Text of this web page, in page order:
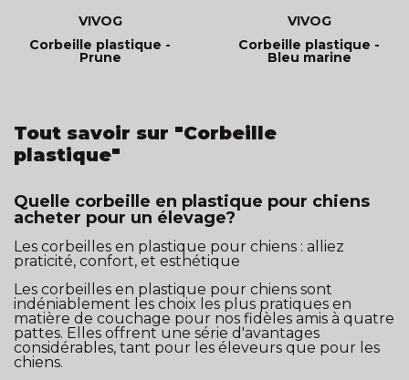
VIVOG
Corbeille plastique -
Prune
VIVOG
Corbeille plastique -
Bleu marine
Tout savoir sur "Corbeille
plastique"
Quelle corbeille en plastique pour chiens
acheter pour un élevage?
Les corbeilles en plastique pour chiens : alliez
praticité, confort, et esthétique
Les corbeilles en plastique pour chiens sont
indéniablement les choix les plus pratiques en
matière de couchage pour nos fidèles amis à quatre
pattes. Elles offrent une série d'avantages
considérables, tant pour les éleveurs que pour les
chiens.